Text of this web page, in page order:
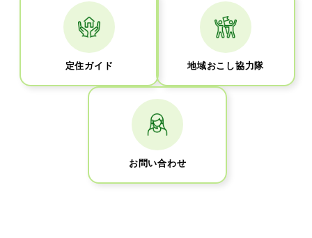
定住ガイド 地域おこし協力隊
お問い合わせ